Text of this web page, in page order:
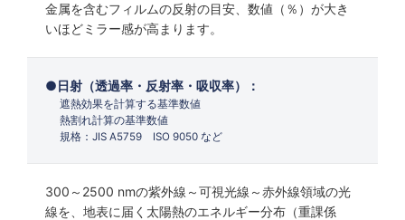
金属を含むフィルムの反射の目安、数値（％）が大き
いほどミラー感が高まります。
日射（透過率・反射率・吸収率）：
遮熱効果を計算する基準数値
熱割れ計算の基準数値
規格：JIS A5759 ISO 9050 など
300～2500 nmの紫外線～可視光線～赤外線領域の光
線を、地表に届く太陽熱のエネルギー分布（重課係